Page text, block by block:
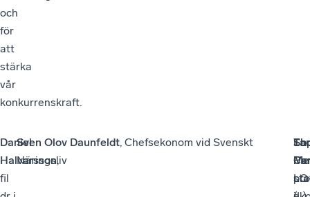
och
för
att
stärka
vår
konkurrenskraft.
Daniel
Halvarsson,
fil
Sven Olov Daunfeldt, Chefsekonom vid Svenskt
Näringsliv